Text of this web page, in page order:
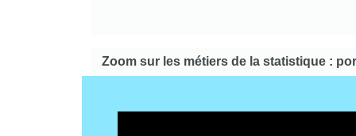
Zoom sur les métiers de la statistique :